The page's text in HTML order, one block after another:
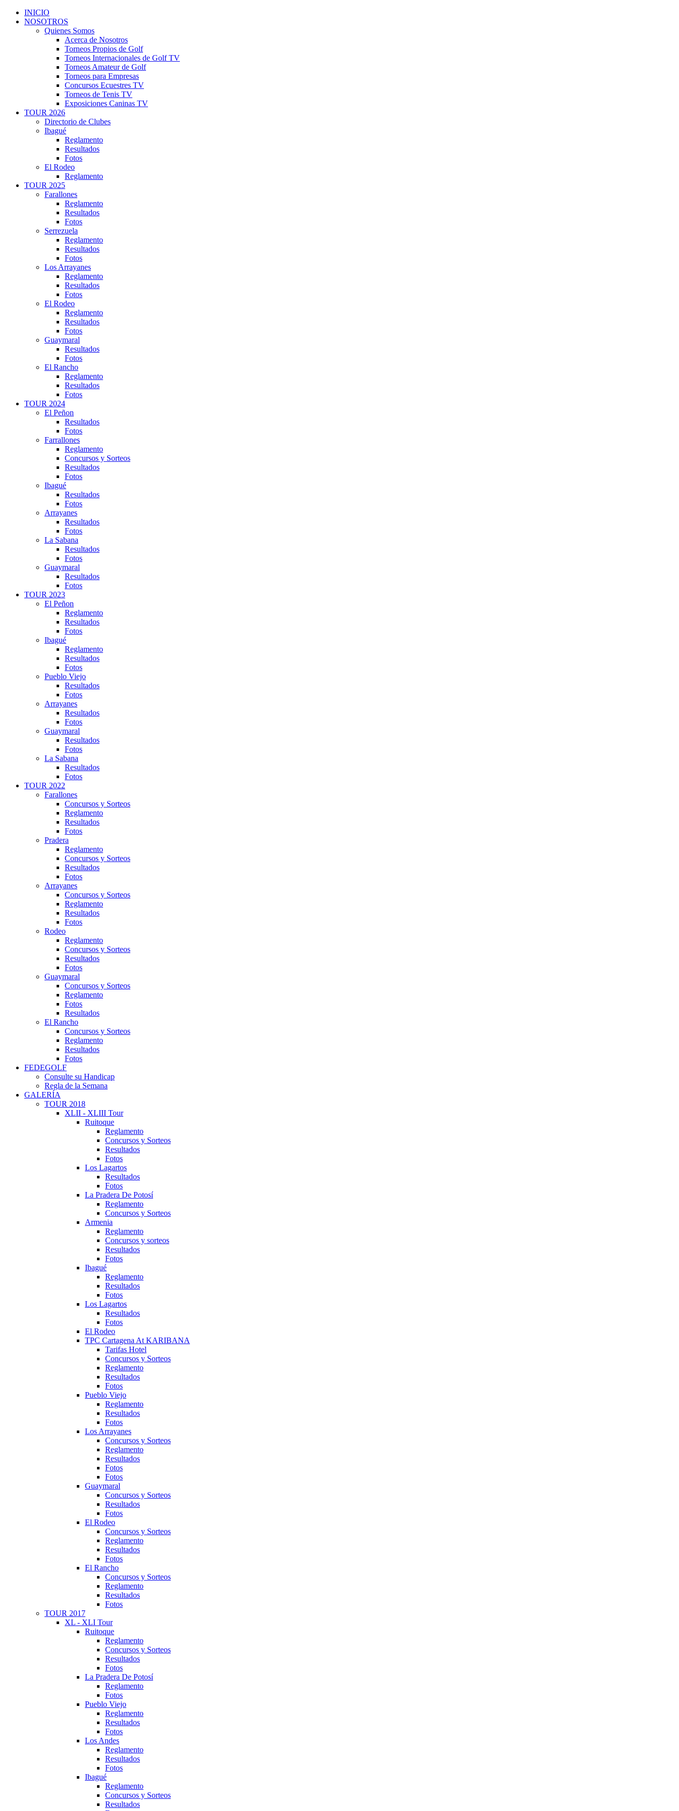
INICIO
NOSOTROS
Quienes Somos
Acerca de Nosotros
Torneos Propios de Golf
Torneos Internacionales de Golf TV
Torneos Amateur de Golf
Torneos para Empresas
Concursos Ecuestres TV
Torneos de Tenis TV
Exposiciones Caninas TV
TOUR 2026
Directorio de Clubes
Ibagué
Reglamento
Resultados
Fotos
El Rodeo
Reglamento
TOUR 2025
Farallones
Reglamento
Resultados
Fotos
Serrezuela
Reglamento
Resultados
Fotos
Los Arrayanes
Reglamento
Resultados
Fotos
El Rodeo
Reglamento
Resultados
Fotos
Guaymaral
Resultados
Fotos
El Rancho
Reglamento
Resultados
Fotos
TOUR 2024
El Peñon
Resultados
Fotos
Farrallones
Reglamento
Concursos y Sorteos
Resultados
Fotos
Ibagué
Resultados
Fotos
Arrayanes
Resultados
Fotos
La Sabana
Resultados
Fotos
Guaymaral
Resultados
Fotos
TOUR 2023
El Peñon
Reglamento
Resultados
Fotos
Ibagué
Reglamento
Resultados
Fotos
Pueblo Viejo
Resultados
Fotos
Arrayanes
Resultados
Fotos
Guaymaral
Resultados
Fotos
La Sabana
Resultados
Fotos
TOUR 2022
Farallones
Concursos y Sorteos
Reglamento
Resultados
Fotos
Pradera
Reglamento
Concursos y Sorteos
Resultados
Fotos
Arrayanes
Concursos y Sorteos
Reglamento
Resultados
Fotos
Rodeo
Reglamento
Concursos y Sorteos
Resultados
Fotos
Guaymaral
Concursos y Sorteos
Reglamento
Fotos
Resultados
El Rancho
Concursos y Sorteos
Reglamento
Resultados
Fotos
FEDEGOLF
Consulte su Handicap
Regla de la Semana
GALERÍA
TOUR 2018
XLII - XLIII Tour
Ruitoque
Reglamento
Concursos y Sorteos
Resultados
Fotos
Los Lagartos
Resultados
Fotos
La Pradera De Potosí
Reglamento
Concursos y Sorteos
Armenia
Reglamento
Concursos y sorteos
Resultados
Fotos
Ibagué
Reglamento
Resultados
Fotos
Los Lagartos
Resultados
Fotos
El Rodeo
TPC Cartagena At KARIBANA
Tarifas Hotel
Concursos y Sorteos
Reglamento
Resultados
Fotos
Pueblo Viejo
Reglamento
Resultados
Fotos
Los Arrayanes
Concursos y Sorteos
Reglamento
Resultados
Fotos
Fotos
Guaymaral
Concursos y Sorteos
Resultados
Fotos
El Rodeo
Concursos y Sorteos
Reglamento
Resultados
Fotos
El Rancho
Concursos y Sorteos
Reglamento
Resultados
Fotos
TOUR 2017
XL - XLI Tour
Ruitoque
Reglamento
Concursos y Sorteos
Resultados
Fotos
La Pradera De Potosí
Reglamento
Fotos
Pueblo Viejo
Reglamento
Resultados
Fotos
Los Andes
Reglamento
Resultados
Fotos
Ibagué
Reglamento
Concursos y Sorteos
Resultados